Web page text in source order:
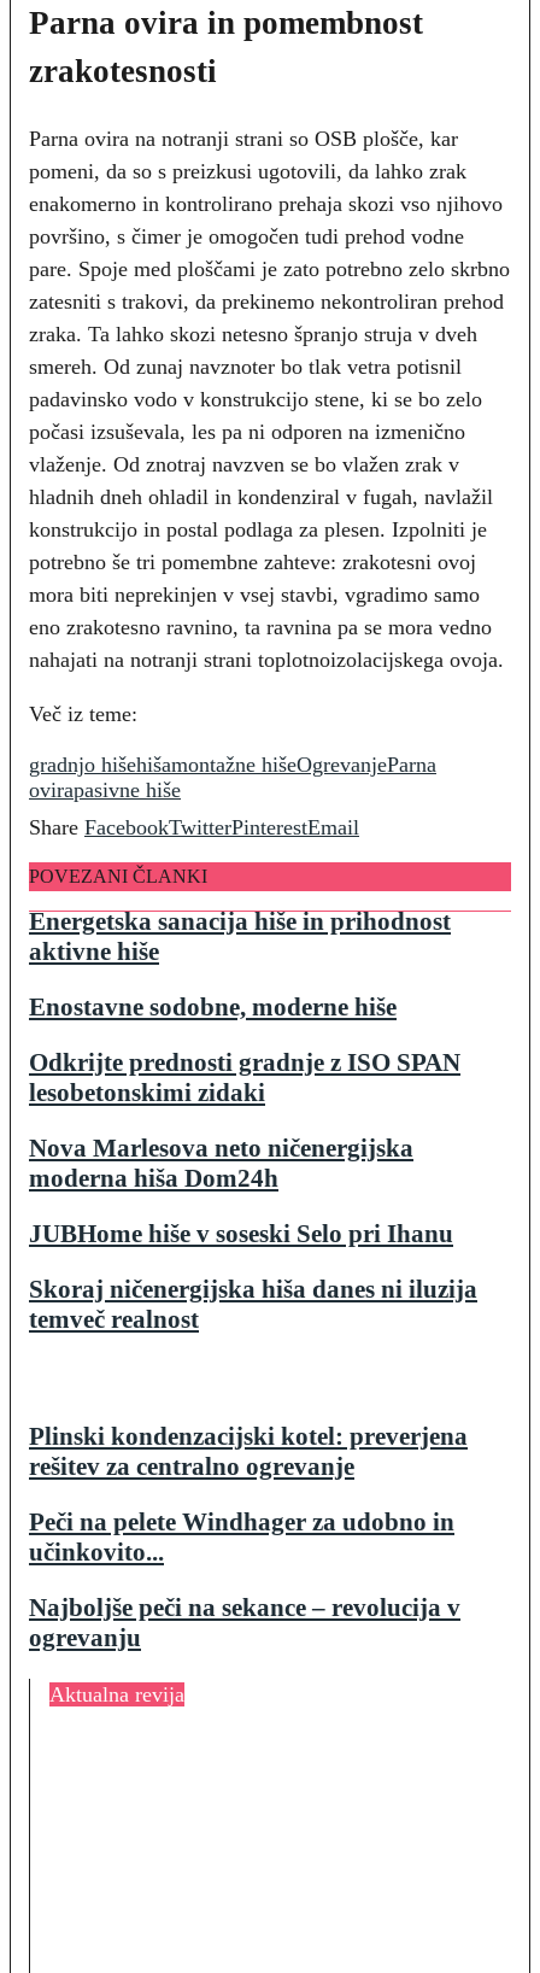
Parna ovira in pomembnost
zrakotesnosti
Parna ovira na notranji strani so OSB plošče, kar
pomeni, da so s preizkusi ugotovili, da lahko zrak
enakomerno in kontrolirano prehaja skozi vso njihovo
površino, s čimer je omogočen tudi prehod vodne
pare. Spoje med ploščami je zato potrebno zelo skrbno
zatesniti s trakovi, da prekinemo nekontroliran prehod
zraka. Ta lahko skozi netesno špranjo struja v dveh
smereh. Od zunaj navznoter bo tlak vetra potisnil
padavinsko vodo v konstrukcijo stene, ki se bo zelo
počasi izsuševala, les pa ni odporen na izmenično
vlaženje. Od znotraj navzven se bo vlažen zrak v
hladnih dneh ohladil in kondenziral v fugah, navlažil
konstrukcijo in postal podlaga za plesen. Izpolniti je
potrebno še tri pomembne zahteve: zrakotesni ovoj
mora biti neprekinjen v vsej stavbi, vgradimo samo
eno zrakotesno ravnino, ta ravnina pa se mora vedno
nahajati na notranji strani toplotnoizolacijskega ovoja.
Več iz teme:
gradnjo hišehišamontažne hišeOgrevanjeParna
ovirapasivne hiše
Share FacebookTwitterPinterestEmail
POVEZANI ČLANKI
Energetska sanacija hiše in prihodnost
aktivne hiše
Enostavne sodobne, moderne hiše
Odkrijte prednosti gradnje z ISO SPAN
lesobetonskimi zidaki
Nova Marlesova neto ničenergijska
moderna hiša Dom24h
JUBHome hiše v soseski Selo pri Ihanu
Skoraj ničenergijska hiša danes ni iluzija
temveč realnost
Plinski kondenzacijski kotel: preverjena
rešitev za centralno ogrevanje
Peči na pelete Windhager za udobno in
učinkovito...
Najboljše peči na sekance – revolucija v
ogrevanju
Aktualna revija